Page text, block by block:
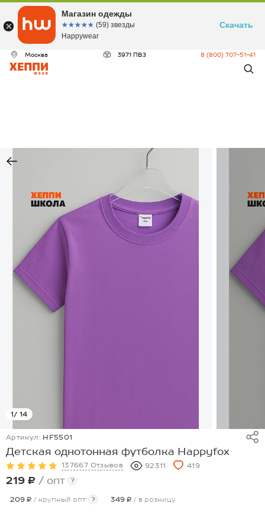
Москва 3971 ПВЗ 8 (800) 707-51-41
1/ 14
Артикул: HF5501
Детская однотонная футболка Happyfox
137667 Отзывов 92311 419
219 ₽ / опт ?
209 ₽ / крупный опт ? 349 ₽ / в розницу
Магазин одежды
☆☆☆☆☆
★★★★★ (59) звезды
Happywear
Скачать